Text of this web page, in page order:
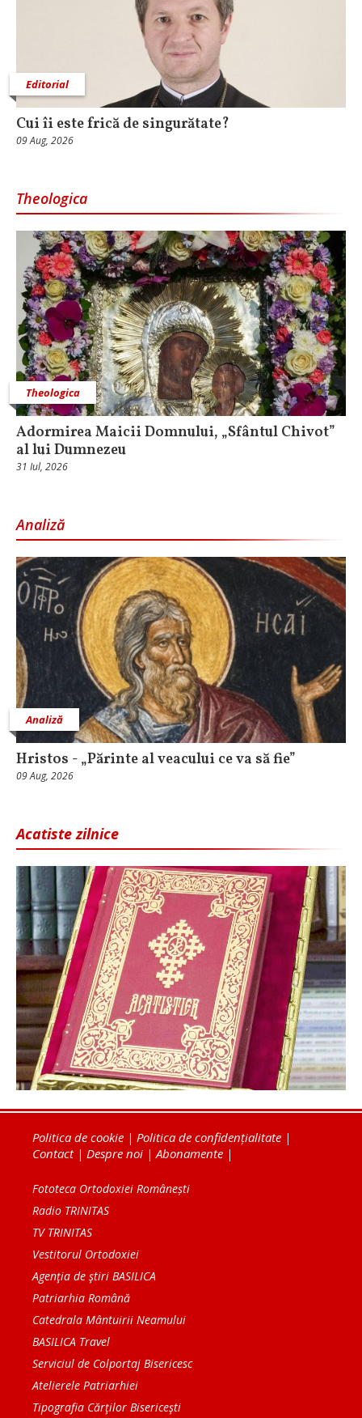
Editorial
Cui îi este frică de singurătate?
09 Aug, 2026
Theologica
Theologica
Adormirea Maicii Domnului, „Sfântul Chivot”
al lui Dumnezeu
31 Iul, 2026
Analiză
Analiză
Hristos - „Părinte al veacului ce va să fie”
09 Aug, 2026
Acatiste zilnice
Politica de cookie | Politica de confidențialitate |
Contact| Despre noi | Abonamente |
Fototeca Ortodoxiei Românești
Radio TRINITAS
TV TRINITAS
Vestitorul Ortodoxiei
Agenţia de ştiri BASILICA
Patriarhia Română
Catedrala Mântuirii Neamului
BASILICA Travel
Serviciul de Colportaj Bisericesc
Atelierele Patriarhiei
Tipografia Cărţilor Bisericeşti